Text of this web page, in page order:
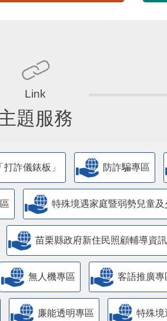
題服務
詐儀錶板」 防詐騙專區
特殊境遇家庭暨弱勢兒童
苗栗縣政府新住民照顧輔導資
無人機專區 客語推廣專
廉能透明專區 特殊境